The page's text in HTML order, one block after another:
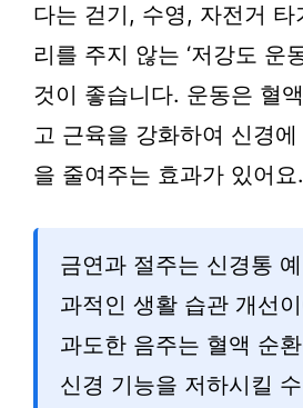
다는 걷기, 수영, 자전거 타
리를 주지 않는 ‘저강도 운
것이 좋습니다. 운동은 혈
고 근육을 강화하여 신경
을 줄여주는 효과가 있어요.
금연과 절주는 신경통
과적인 생활 습관 개선
과도한 음주는 혈액 순
신경 기능을 저하시킬